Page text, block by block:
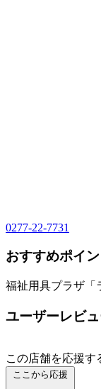
0277-22-7731
おすすめポイン
福祉用具プラザ「
ユーザーレビ
この店舗を応援す
ここから応援